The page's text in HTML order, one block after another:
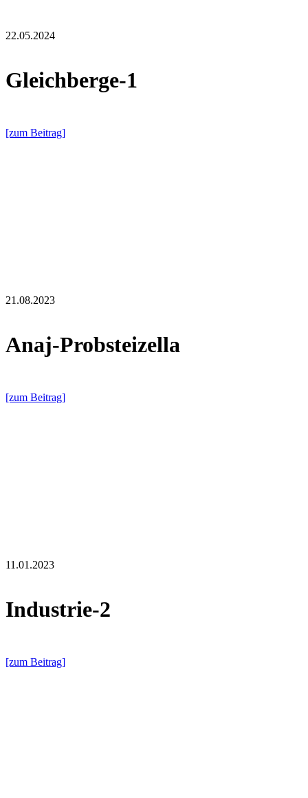
22.05.2024
Gleichberge-1
[zum Beitrag]
21.08.2023
Anaj-Probsteizella
[zum Beitrag]
11.01.2023
Industrie-2
[zum Beitrag]